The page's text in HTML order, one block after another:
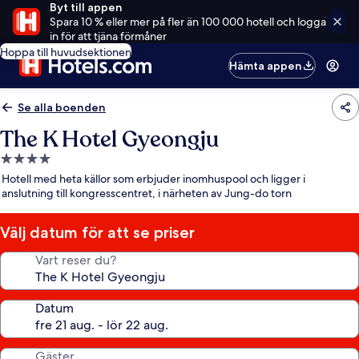
Byt till appen
Spara 10 % eller mer på fler än 100 000 hotell och logga
in för att tjäna förmåner
Hoppa till huvudsektionen
Hämta appen
Se alla boenden
The K Hotel Gyeongju
4.0-
stjärnigt
boende
Hotell med heta källor som erbjuder inomhuspool och ligger i
anslutning till kongresscentret, i närheten av Jung-do torn
Välj datum för att se priser
Vart reser du?
Datum